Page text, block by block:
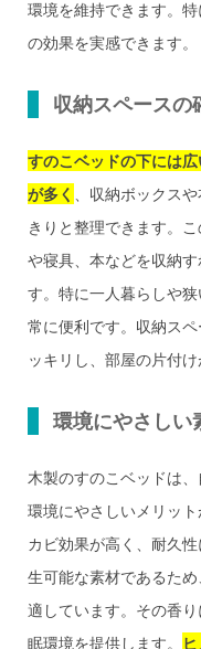
環境を維持できます。
の効果を実感できます。
収納スペースの
すのこベッドの下には
が多く 、収納ボックス
きりと整理できます。
や寝具、本などを収納
す。特に一人暮らしや
常に便利です。収納ス
ッキリし、部屋の片付け
環境にやさしい
木製のすのこベッドは、
環境にやさしいメリッ
カビ効果が高く、耐久
生可能な素材であるた
適しています。その香
眠環境を提供します。